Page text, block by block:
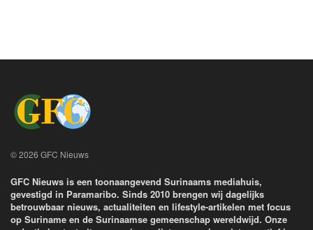
© 2026 GFC Nieuws
GFC Nieuws is een toonaangevend Surinaams mediahuis,
gevestigd in Paramaribo. Sinds 2010 brengen wij dagelijks
betrouwbaar nieuws, actualiteiten en lifestyle-artikelen met focus
op Suriname en de Surinaamse gemeenschap wereldwijd. Onze